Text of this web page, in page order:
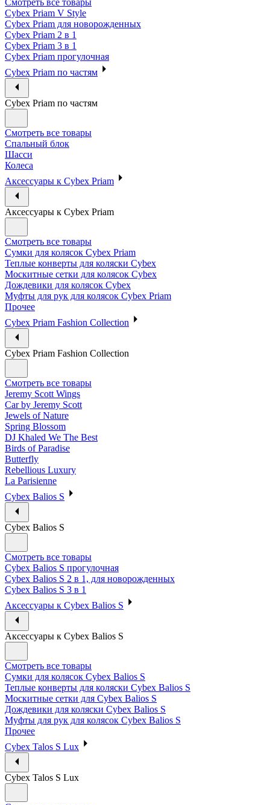
Cybex Priam V Style
Cybex Priam для новорожденных
Cybex Priam 2 в 1
Cybex Priam 3 в 1
Cybex Priam прогулочная
Cybex Priam по частям
Cybex Priam по частям
Смотреть все товары
Спальный блок
Шасси
Колеса
Аксессуары к Cybex Priam
Аксессуары к Cybex Priam
Смотреть все товары
Сумки для колясок Cybex Priam
Теплые конверты для коляски Cybex
Москитные сетки для колясок Cybex
Дождевики для колясок Cybex
Муфты для рук для колясок Cybex Priam
Прочее
Cybex Priam Fashion Collection
Cybex Priam Fashion Collection
Смотреть все товары
Jeremy Scott Wings
Car by Jeremy Scott
Jewels of Nature
Spring Blossom
DJ Khaled We The Best
Birds of Paradise
Butterfly
Rebellious Luxury
La Parisienne
Cybex Balios S
Cybex Balios S
Смотреть все товары
Cybex Balios S прогулочная
Cybex Balios S 2 в 1, для новорожденных
Cybex Balios S 3 в 1
Аксессуары к Cybex Balios S
Аксессуары к Cybex Balios S
Смотреть все товары
Сумки для колясок Cybex Balios S
Теплые конверты для коляски Cybex Balios S
Москитные сетки для Cybex Balios S
Дождевики для коляски Cybex Balios S
Муфты для рук для колясок Cybex Balios S
Прочее
Cybex Talos S Lux
Cybex Talos S Lux